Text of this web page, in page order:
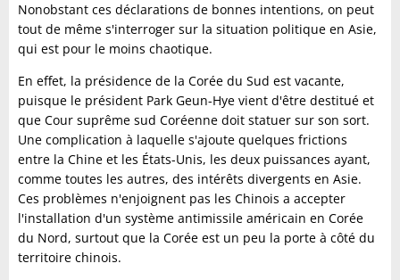
Nonobstant ces déclarations de bonnes intentions, on peut
tout de même s'interroger sur la situation politique en Asie,
qui est pour le moins chaotique.
En effet, la présidence de la Corée du Sud est vacante,
puisque le président Park Geun-Hye vient d'être destitué et
que Cour suprême sud Coréenne doit statuer sur son sort.
Une complication à laquelle s'ajoute quelques frictions
entre la Chine et les États-Unis, les deux puissances ayant,
comme toutes les autres, des intérêts divergents en Asie.
Ces problèmes n'enjoignent pas les Chinois a accepter
l'installation d'un système antimissile américain en Corée
du Nord, surtout que la Corée est un peu la porte à côté du
territoire chinois.